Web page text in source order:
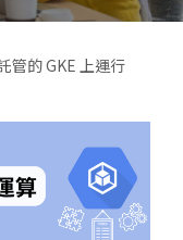
管的 GKE 上運行